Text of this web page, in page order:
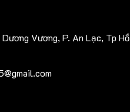
Vương, P. An Lạc, Tp Hồ